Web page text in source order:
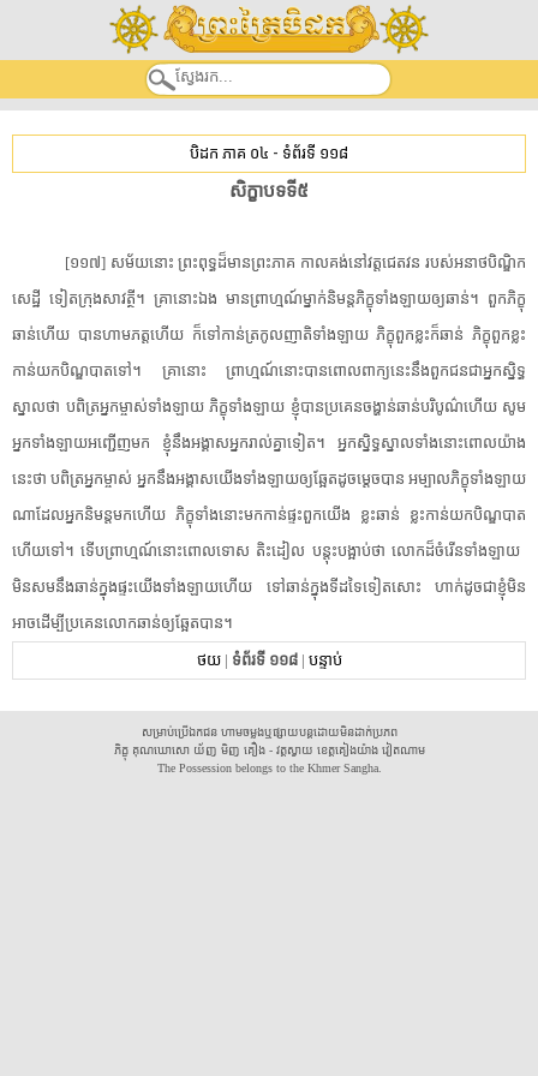
បិដក ភាគ ០៤ - ទំព័រទី ១១៨
សិក្ខាបទ​ទី៥​
[​១១៧​]​ ​សម័យ​នោះ​ ​ព្រះពុទ្ធ​ដ៏​មាន​ព្រះ​ភាគ​ ​កាល​គង់នៅ​វត្ត​ជេតវន​ ​របស់​អនាថបិណ្ឌិក​
សេដ្ឋី​ ​ទៀត​ក្រុង​សាវត្ថី​។​ ​គ្រានោះ​ឯង​ ​មាន​ព្រាហ្មណ៍​ម្នាក់​និមន្ត​ភិក្ខុ​ទាំងឡាយ​ឲ្យ​ឆាន់​។​ ​ពួក​ភិក្ខុ​
ឆាន់​ហើយ​ ​បាន​ហាម​ភត្ត​ហើយ​ ​ក៏​ទៅកាន់​ត្រកូល​ញាតិ​ទាំងឡាយ​ ​ភិក្ខុ​ពួក​ខ្លះ​ក៏​ឆាន់​ ​ភិក្ខុ​ពួក​ខ្លះ​
កាន់​យក​បិណ្ឌបាត​ទៅ​។​ ​គ្រានោះ​ ​ព្រាហ្មណ៍​នោះ​បាន​ពោល​ពាក្យ​នេះ​នឹង​ពួក​ជន​ជា​អ្នក​ស្និទ្ធ
ស្នាល​ថា​ ​បពិត្រ​អ្នក​ម្ចាស់​ទាំងឡាយ​ ​ភិក្ខុ​ទាំងឡាយ​ ​ខ្ញុំ​បាន​ប្រគេន​ចង្ហាន់​ឆាន់​បរិបូណ៌​ហើយ​ ​សូម
អ្នក​ទាំងឡាយ​អញ្ជើញ​មក​ ​ខ្ញុំ​នឹង​អង្គាស​អ្នករាល់គ្នា​ទៀត​។​ ​អ្នក​ស្និទ្ធស្នាល​ទាំងនោះ​ពោល​យ៉ាង
នេះ​ថា​ ​បពិត្រ​អ្នក​ម្ចាស់​ ​អ្នក​នឹង​អង្គាស​យើង​ទាំងឡាយ​ឲ្យ​ឆ្អែត​ដូចម្តេច​បាន​ ​អម្បាល​ភិក្ខុ​ទាំងឡាយ​
ណា​ដែល​អ្នក​និមន្ត​មក​ហើយ​ ​ភិក្ខុ​ទាំងនោះ​មកកាន់​ផ្ទះ​ពួក​យើង​ ​ខ្លះ​ឆាន់​ ​ខ្លះ​កាន់​យក​បិណ្ឌបាត​
ហើយ​ទៅ​។​ ​ទើប​ព្រាហ្មណ៍​នោះ​ពោលទោស​ ​តិះដៀល​ ​បន្តុះ​បង្អាប់​ថា​ ​លោក​ដ៏​ចំរើន​ទាំងឡាយ​ ​
មិន​សមនឹង​ឆាន់​ក្នុង​ផ្ទះ​យើង​ទាំងឡាយ​ហើយ​ ​ទៅ​ឆាន់​ក្នុង​ទី​ដទៃទៀត​សោះ​ ​ហាក់ដូចជា​ខ្ញុំ​មិន​
អាច​ដើម្បី​ប្រគេន​លោក​ឆាន់​ឲ្យ​ឆ្អែត​បាន​។​
ថយ| ទំព័រទី ១១៨| បន្ទាប់
សម្រាប់ប្រើឯកជន ហាមចម្លងឬផ្សាយបន្តដោយមិនដាក់ប្រភព
ភិក្ខុ គុណឃោសោ យ័ញ មិញ គឿង - វត្តស្វាយ ខេត្តគៀងយ៉ាង វៀតណាម
The Possession belongs to the Khmer Sangha.